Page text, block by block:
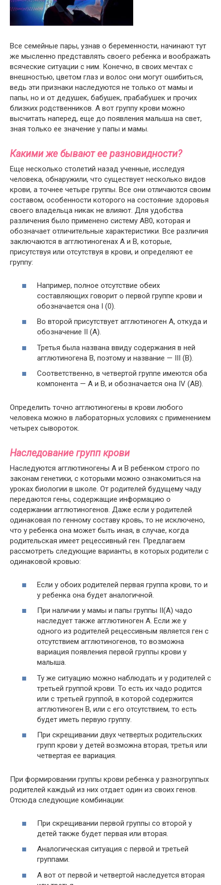
Все семейные пары, узнав о беременности, начинают тут
же мысленно представлять своего ребенка и воображать
всяческие ситуации с ним. Конечно, в своих мечтах с
внешностью, цветом глаз и волос они могут ошибиться,
ведь эти признаки наследуются не только от мамы и
папы, но и от дедушек, бабушек, прабабушек и прочих
близких родственников. А вот группу крови можно
высчитать наперед, еще до появления малыша на свет,
зная только ее значение у папы и мамы.
Какими же бывают ее разновидности?
Еще несколько столетий назад ученные, исследуя
человека, обнаружили, что существует несколько видов
крови, а точнее четыре группы. Все они отличаются своим
составом, особенности которого на состояние здоровья
своего владельца никак не влияют. Для удобства
различения было применено систему АВ0, которая и
обозначает отличительные характеристики. Все различия
заключаются в агглютиногенах А и В, которые,
присутствуя или отсутствуя в крови, и определяют ее
группу:
Например, полное отсутствие обеих
составляющих говорит о первой группе крови и
обозначается она I (0).
Во второй присутствует агглютиноген А, откуда и
обозначение II (А).
Третья была названа ввиду содержания в ней
агглютиногена В, поэтому и название — III (В).
Соответственно, в четвертой группе имеются оба
компонента — А и В, и обозначается она IV (АВ).
Определить точно агглютиногены в крови любого
человека можно в лабораторных условиях с применением
четырех сывороток.
Наследование групп крови
Наследуются агглютиногены А и В ребенком строго по
законам генетики, с которыми можно ознакомиться на
уроках биологии в школе. От родителей будущему чаду
передаются гены, содержащие информацию о
содержании агглютиногенов. Даже если у родителей
одинаковая по генному составу кровь, то не исключено,
что у ребенка она может быть иная, в случае, когда
родительская имеет рецессивный ген. Предлагаем
рассмотреть следующие варианты, в которых родители с
одинаковой кровью:
Если у обоих родителей первая группа крови, то и
у ребенка она будет аналогичной.
При наличии у мамы и папы группы II(А) чадо
наследует также агглютиноген А. Если же у
одного из родителей рецессивным является ген с
отсутствием агглютиногенов, то возможна
вариация появления первой группы крови у
малыша.
Ту же ситуацию можно наблюдать и у родителей с
третьей группой крови. То есть их чадо родится
или с третьей группой, в которой содержится
агглютиноген В, или с его отсутствием, то есть
будет иметь первую группу.
При скрещивании двух четвертых родительских
групп крови у детей возможна вторая, третья или
четвертая ее вариация.
При формировании группы крови ребенка у разногруппых
родителей каждый из них отдает один из своих генов.
Отсюда следующие комбинации:
При скрещивании первой группы со второй у
детей также будет первая или вторая.
Аналогическая ситуация с первой и третьей
группами.
А вот от первой и четвертой наследуется вторая